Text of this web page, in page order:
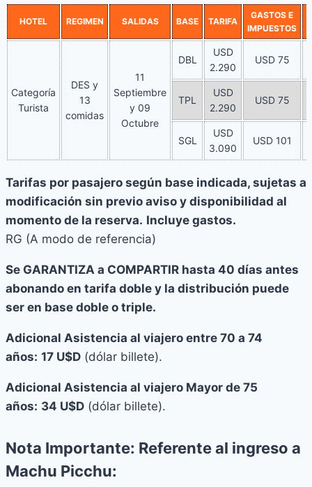
HOTEL REGIMEN SALIDAS BASE TARIFA
GASTOS E
IMPUESTOS
Categoría
Turista
DES y
13
comidas
11
Septiembre
y 09
Octubre
DBL
USD
2.290
USD 75
TPL
USD
2.290
USD 75
SGL
USD
3.090
USD 101
Tarifas por pasajero según base indicada, sujetas a
modificación sin previo aviso y disponibilidad al
momento de la reserva. Incluye gastos.
RG (A modo de referencia)
Se GARANTIZA a COMPARTIR hasta 40 días antes
abonando en tarifa doble y la distribución puede
ser en base doble o triple.
Adicional Asistencia al viajero entre 70 a 74
años: 17 U$D (dólar billete).
Adicional Asistencia al viajero Mayor de 75
años: 34 U$D (dólar billete).
Nota Importante: Referente al ingreso a
Machu Picchu: